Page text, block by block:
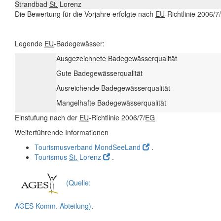
Strandbad St. Lorenz
Die Bewertung für die Vorjahre erfolgte nach EU-Richtlinie 2006/7/
Legende EU-Badegewässer:
Ausgezeichnete Badegewässerqualität
Gute Badegewässerqualität
Ausreichende Badegewässerqualität
Mangelhafte Badegewässerqualität
Einstufung nach der EU-Richtlinie 2006/7/EG
Weiterführende Informationen
Tourismusverband MondSeeLand
.
Tourismus St. Lorenz .
(Quelle:
AGES Komm. Abteilung).